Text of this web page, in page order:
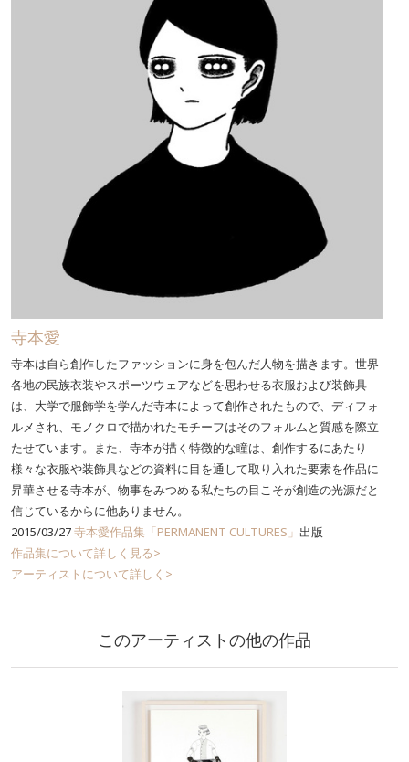
寺本愛
寺本は自ら創作したファッションに身を包んだ人物を描きます。世界
各地の民族衣装やスポーツウェアなどを思わせる衣服および装飾具
は、大学で服飾学を学んだ寺本によって創作されたもので、ディフォ
ルメされ、モノクロで描かれたモチーフはそのフォルムと質感を際立
たせています。また、寺本が描く特徴的な瞳は、創作するにあたり
様々な衣服や装飾具などの資料に目を通して取り入れた要素を作品に
昇華させる寺本が、物事をみつめる私たちの目こそが創造の光源だと
信じているからに他ありません。
2015/03/27寺本愛作品集「PERMANENT CULTURES」 出版
作品集について詳しく見る>
アーティストについて詳しく>
このアーティストの他の作品